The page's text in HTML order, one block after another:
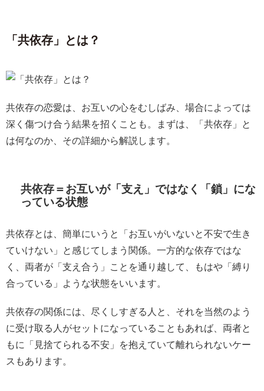
「共依存」とは？
共依存の恋愛は、お互いの心をむしばみ、場合によっては
深く傷つけ合う結果を招くことも。まずは、「共依存」と
は何なのか、その詳細から解説します。
共依存＝お互いが「支え」ではなく「鎖」にな
っている状態
共依存とは、簡単にいうと「お互いがいないと不安で生き
ていけない」と感じてしまう関係。一方的な依存ではな
く、両者が「支え合う」ことを通り越して、もはや「縛り
合っている」ような状態をいいます。
共依存の関係には、尽くしすぎる人と、それを当然のよう
に受け取る人がセットになっていることもあれば、両者と
もに「見捨てられる不安」を抱えていて離れられないケー
スもあります。